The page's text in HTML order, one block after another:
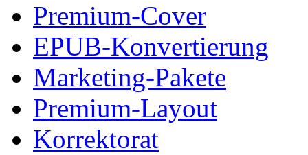
Premium-Cover
EPUB-Konvertierung
Marketing-Pakete
Premium-Layout
Korrektorat